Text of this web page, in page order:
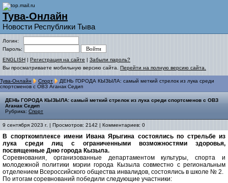
Тува-Онлайн
Новости Республики Тыва
Логин:
Пароль:
ENGLISH | Регистрация на сайте | Забыли пароль?
Вы просматриваете мобильную версию сайта. Перейти на полную версию сайта.
Тува-Онлайн Спорт
ДЕНЬ ГОРОДА КЫЗЫЛА: самый меткий стрелок из лука среди
спортсменов с ОВЗ Аганак Седип
ДЕНЬ ГОРОДА КЫЗЫЛА: самый меткий стрелок из лука среди спортсменов с ОВЗ
Аганак Седип
Рубрика: Спорт
9 сентября 2023 г. | Просмотров: 2142 | Комментариев: 0
В спорткомплексе имени Ивана Ярыгина состоялись по стрельбе из
лука среди лиц с ограниченными возможностями здоровья,
посвященные Дню города Кызыла.
Соревнования, организованные департаментом культуры, спорта и
молодежной политики мэрии города Кызыла совместно с региональным
отделением Всероссийского общества инвалидов, состоялись в школе № 2.
По итогам соревнований победили следующие участники: